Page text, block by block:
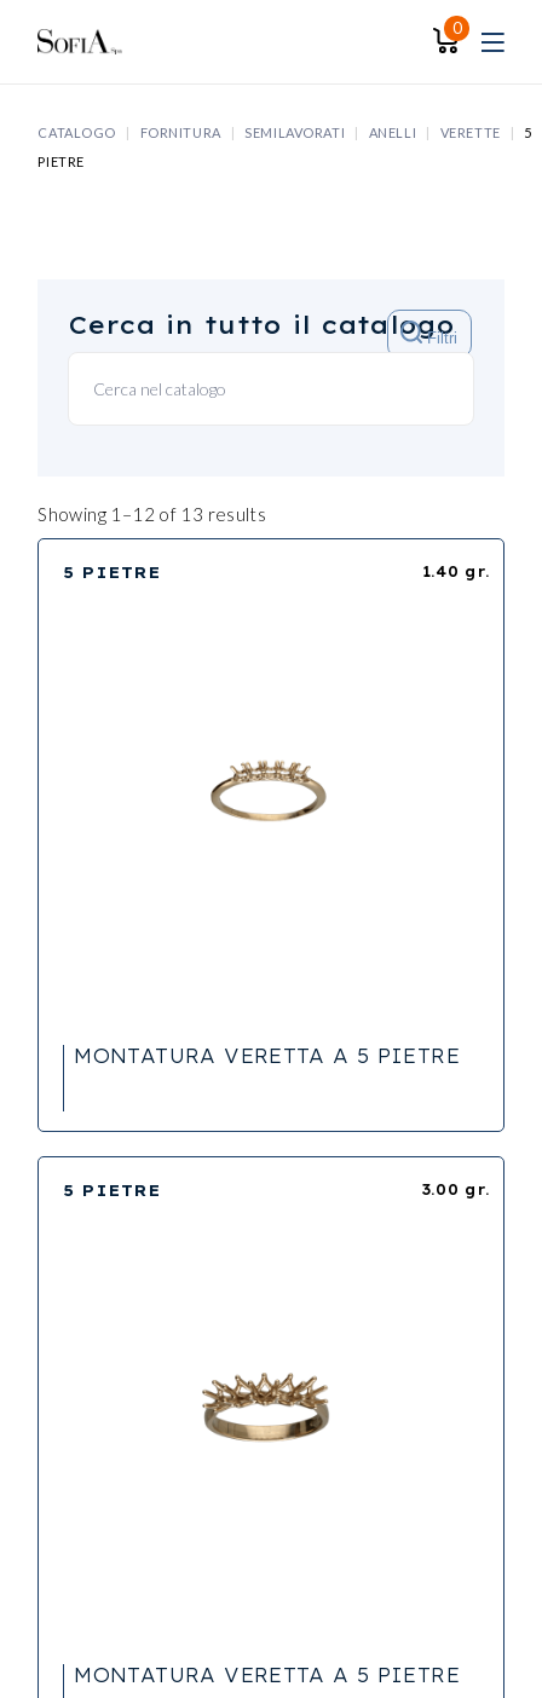
0
CATALOGO FORNITURA SEMILAVORATI ANELLI VERETTE
5
PIETRE
Cerca in tutto il catalogo
Filtri
Showing 1–12 of 13 results
1.40 gr.
5 PIETRE
MONTATURA VERETTA A 5 PIETRE
3.00 gr.
5 PIETRE
MONTATURA VERETTA A 5 PIETRE